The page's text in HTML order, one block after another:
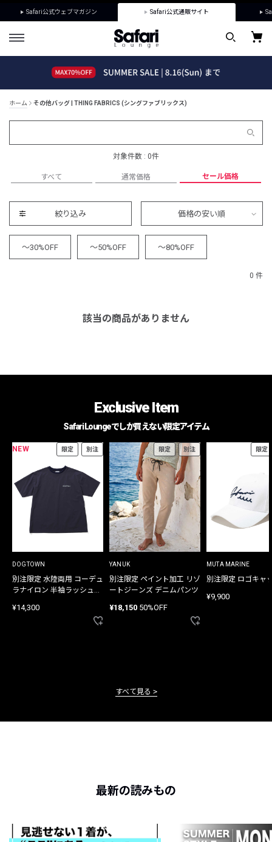
Safari公式ウェブマガジン Safari公式通販サイト
ホーム その他バッグ | THING FABRICS (シングファブリックス)
対象件数 : 0件
すべて 通常価格 セール価格
絞り込み 価格の安い順
～30%OFF ～50%OFF ～80%OFF
0 件
該当の商品がありません
Exclusive Item
Safari Loungeでしか買えない限定アイテム
NEW 限定 別注
DOGTOWN
別注限定 水陸両用 コーデュ
ラナイロン 半袖ラッシュガ
¥14,300
限定 別注
YANUK
別注限定 ペイント加工 リゾ
ートジーンズ デニムパンツ
¥18,150 50%OFF
限定
MUTA MARINE
別注限定 ロゴキャ
¥9,900
すべて見る
最新の読みもの